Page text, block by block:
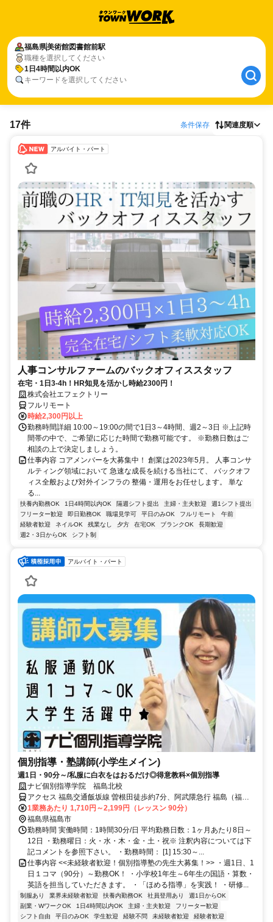
福島県美術館図書館前駅
職種を選択してください
1日4時間以内OK
キーワードを選択してください
17件 条件保存 関連度順
アルバイト・パート
人事コンサルファームのバックオフィススタッフ
在宅・1日3-4h！HR知見を活かし時給2300円！
株式会社エフェクトリー
フルリモート
時給2,300円以上
勤務時間詳細 10:00～19:00の間で1日3～4時間、週2～3日 ※上記時
間帯の中で、ご希望に応じた時間で勤務可能です。 ※勤務日数はご
相談の上で決定しましょう。
仕事内容 コアメンバーを大募集中！ 創業は2023年5月。 人事コンサ
ルティング領域において 急速な成長を続ける当社にて、 バックオフ
ィス全般および対外インフラの 整備・運用をお任せします。 単な
る...
扶養内勤務OK 1日4時間以内OK 隔週シフト提出 主婦・主夫歓迎
週1シフト提出
フリーター歓迎
即日勤務OK 職場見学可 平日のみOK フルリモート
午前
経験者歓迎
ネイルOK 残業なし 夕方 在宅OK ブランクOK
長期歓迎
週2・3日からOK
シフト制
アルバイト・パート
個別指導・塾講師(小学生メイン)
週1日・90分～/私服に白衣をはおるだけ◎得意教科×個別指導
ナビ個別指導学院 福島北校
アクセス 福島交通飯坂線 曽根田徒歩約7分、阿武隈急行 福島（福島
県）東口徒歩約13分、福島交通飯坂線 福島（福島県）東口徒歩約13
分 曽根田駅より徒歩7分
1業務あたり 1,710円～2,199円（レッスン 90分）
福島県福島市
勤務時間 実働時間：1時間30分/日 平均勤務日数：1ヶ月あたり8日～
12日 ・勤務曜日：火・水・木・金・土・祝※ 注釈内容については下
記コメントを参照下さい。 ・勤務時間： [1] 15:30～...
仕事内容 <<未経験者歓迎！個別指導塾の先生大募集！>> ・週1日、1
日１コマ（90分）～勤務OK！ ・小学校1年生～6年生の国語・算数・
英語を担当していただきます。 ・「ほめる指導」を実践！ ・研修...
制服あり 業界未経験者歓迎 扶養内勤務OK 社員登用あり
週1日からOK
副業・WワークOK
1日4時間以内OK 主婦・主夫歓迎
フリーター歓迎
シフト自由
平日のみOK 学生歓迎 経験不問 未経験者歓迎
経験者歓迎